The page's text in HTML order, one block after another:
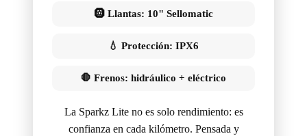
🛞 Llantas: 10" Sellomatic
💧 Protección: IPX6
🛑 Frenos: hidráulico + eléctrico
La Sparkz Lite no es solo rendimiento: es
confianza en cada kilómetro. Pensada y